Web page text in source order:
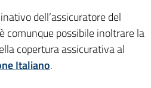
dell’assicuratore del
comunque possibile inoltrare la
copertura assicurativa al
Italiano.